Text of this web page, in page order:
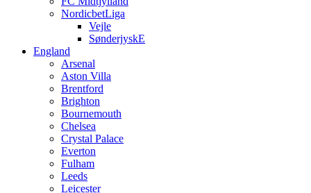
NordicbetLiga
Vejle
SønderjyskE
England
Arsenal
Aston Villa
Brentford
Brighton
Bournemouth
Chelsea
Crystal Palace
Everton
Fulham
Leeds
Leicester